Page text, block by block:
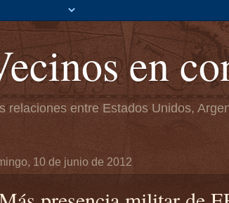
en
relaciones entre Estados Unidos,
10 de junio de 2012